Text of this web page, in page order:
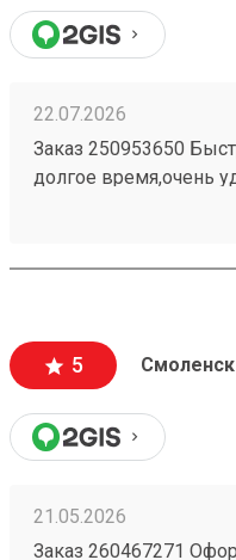
22.07.2026
Заказ 250953650
долгое время,очень
для распаковки
5 Смоленск
21.05.2026
Заказ 260467271